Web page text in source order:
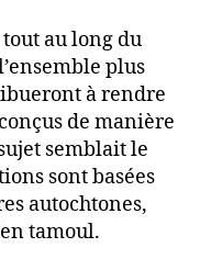
au long du
plus
à rendre
de manière
semblait le
sont basées
autochtones,
tamoul.